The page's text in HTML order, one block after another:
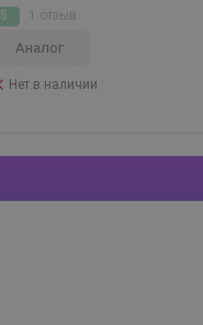
5 1 отзыв
Аналог
Нет в наличии